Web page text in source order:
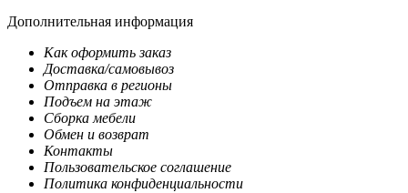
Дополнительная информация
Как оформить заказ
Доставка/самовывоз
Отправка в регионы
Подъем на этаж
Сборка мебели
Обмен и возврат
Контакты
Пользовательское соглашение
Политика конфиденциальности